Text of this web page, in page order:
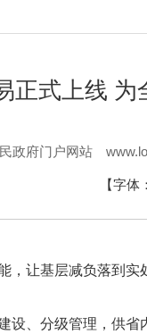
正式上线 为
政府门户网站
【字体
让基层减负落到实
、分级管理，供省